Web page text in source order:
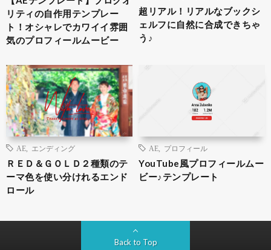
リティの自作用テンプレー
ト！オシャレでカワイイ雰囲
気のプロフィールムービー
超リアル！リアルなブックシ
ェルフに自然に合成できちゃ
う♪
AE エンディング
ＲＥＤ＆ＧＯＬＤ２種類のテ
ーマ色を使い分けれるエンド
ロール
AE プロフィール
YouTube風プロフィールムー
ビー♪テンプレート
Back to Top